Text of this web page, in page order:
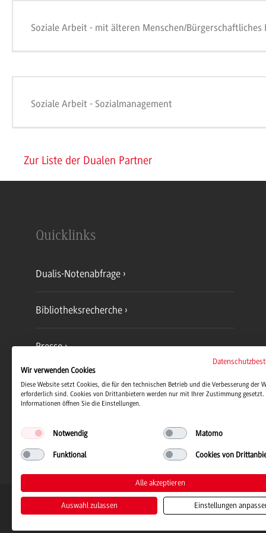
Soziale Arbeit - mit älteren Menschen/Bürgerschaftliches
Soziale Arbeit - Sozialmanagement
Zur Liste der Dualen Partner
Quicklinks
Dualis-Notenabfrage
Bibliotheksrecherche
Presse
Jobs und Karriere
Duale Hochschule Baden-
© 2026 Duale Hochschule Baden-
Wir verwenden Cookies
Diese Website setzt Cookies, die für den technischen Betrieb und die Verbesserung der
erforderlich sind. Cookies von Drittanbietern werden nur mit Ihrer Zustimmung gesetzt.
Informationen öffnen Sie die Einstellungen.
Notwendig Matomo
Funktional Cookies von
Alle akzeptieren
Auswahl zulassen Einstellungen